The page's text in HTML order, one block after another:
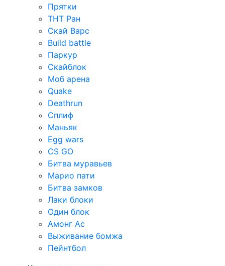
Прятки
ТНТ Ран
Скай Варс
Build battle
Паркур
Скайблок
Моб арена
Quake
Deathrun
Сплиф
Маньяк
Egg wars
CS GO
Битва муравьев
Марио пати
Битва замков
Лаки блоки
Один блок
Амонг Ас
Выживание бомжа
Пейнтбол